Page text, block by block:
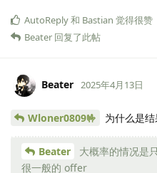
AutoReply和 Bastian 觉得很赞
Beater 回复了此帖
Beater 2025年4月13日
Wloner0809🤟 为什么是结
Beater
大概率的情况是
很一般的 offer